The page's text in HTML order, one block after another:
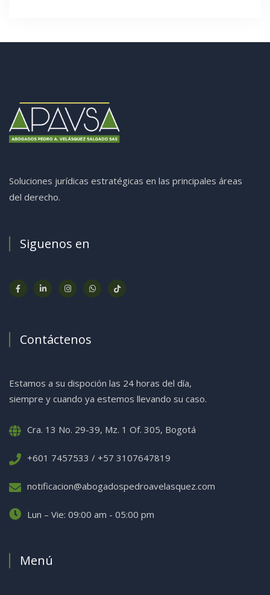
Soluciones jurídicas estratégicas en las principales áreas
del derecho.
Siguenos en
Contáctenos
Estamos a su dispoción las 24 horas del día,
siempre y cuando ya estemos llevando su caso.
Cra. 13 No. 29-39, Mz. 1 Of. 305, Bogotá
+601 7457533 / +57 3107647819
notificacion@abogadospedroavelasquez.com
Lun – Vie: 09:00 am - 05:00 pm
Menú